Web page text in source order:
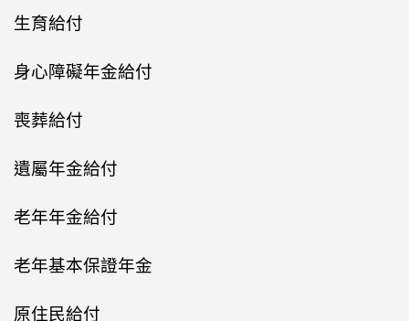
生育給付
身心障礙年金給付
喪葬給付
遺屬年金給付
老年年金給付
老年基本保證年金
原住民給付